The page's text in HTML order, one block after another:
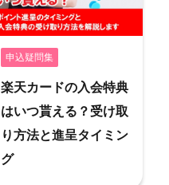
申込疑問集
楽天カードの入会特典
はいつ貰える？受け取
り方法と進呈タイミン
グ